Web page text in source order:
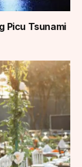
Picu Tsunami